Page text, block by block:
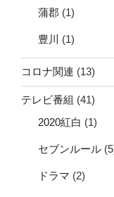
蒲郡 (1)
豊川 (1)
コロナ関連 (13)
テレビ番組 (41)
2020紅白 (1)
セブンルール
ドラマ (2)